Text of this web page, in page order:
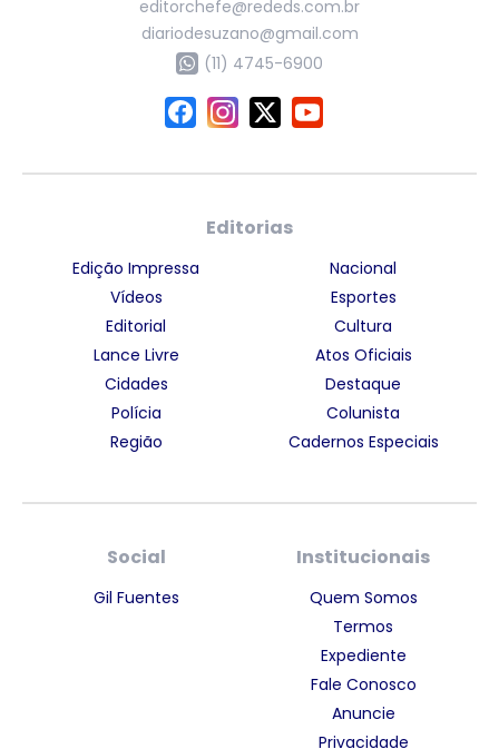
editorchefe@rededs.com.br
diariodesuzano@gmail.com
(11) 4745-6900
Editorias
Edição Impressa
Vídeos
Editorial
Lance Livre
Cidades
Polícia
Região
Nacional
Esportes
Cultura
Atos Oficiais
Destaque
Colunista
Cadernos Especiais
Social
Gil Fuentes
Institucionais
Quem Somos
Termos
Expediente
Fale Conosco
Anuncie
Privacidade